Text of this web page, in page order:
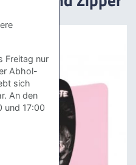
Freitag nur
Abhol-
sich
An den
und 17:00